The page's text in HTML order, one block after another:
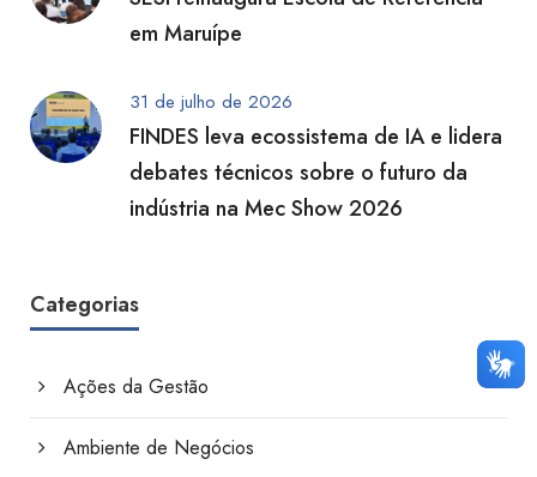
em Maruípe
31 de julho de 2026
FINDES leva ecossistema de IA e lidera
debates técnicos sobre o futuro da
indústria na Mec Show 2026
Categorias
Ações da Gestão
Ambiente de Negócios